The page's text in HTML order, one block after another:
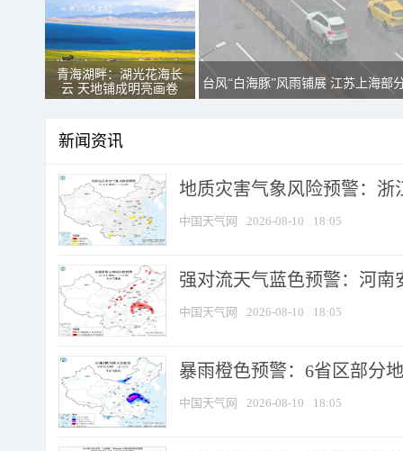
青海湖畔：湖光花海长
云 天地铺成明亮画卷
台风“白海豚”风雨铺展 江苏上海部
新闻资讯
地质灾害气象风险预警：浙
中国天气网 2026-08-10 18:05
强对流天气蓝色预警：河南
中国天气网 2026-08-10 18:05
暴雨橙色预警：6省区部分
中国天气网 2026-08-10 18:05